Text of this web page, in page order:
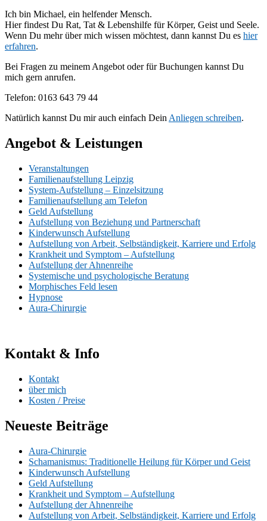
Ich bin Michael, ein helfender Mensch.
Hier findest Du Rat, Tat & Lebenshilfe für Körper, Geist und Seele.
Wenn Du mehr über mich wissen möchtest, dann kannst Du es hier
erfahren.
Bei Fragen zu meinem Angebot oder für Buchungen kannst Du
mich gern anrufen.
Telefon: 0163 643 79 44
Natürlich kannst Du mir auch einfach Dein Anliegen schreiben.
Angebot & Leistungen
Veranstaltungen
Familienaufstellung Leipzig
System-Aufstellung – Einzelsitzung
Familienaufstellung am Telefon
Geld Aufstellung
Aufstellung von Beziehung und Partnerschaft
Kinderwunsch Aufstellung
Aufstellung von Arbeit, Selbständigkeit, Karriere und Erfolg
Krankheit und Symptom – Aufstellung
Aufstellung der Ahnenreihe
Systemische und psychologische Beratung
Morphisches Feld lesen
Hypnose
Aura-Chirurgie
Kontakt & Info
Kontakt
über mich
Kosten / Preise
Neueste Beiträge
Aura-Chirurgie
Schamanismus: Traditionelle Heilung für Körper und Geist
Kinderwunsch Aufstellung
Geld Aufstellung
Krankheit und Symptom – Aufstellung
Aufstellung der Ahnenreihe
Aufstellung von Arbeit, Selbständigkeit, Karriere und Erfolg